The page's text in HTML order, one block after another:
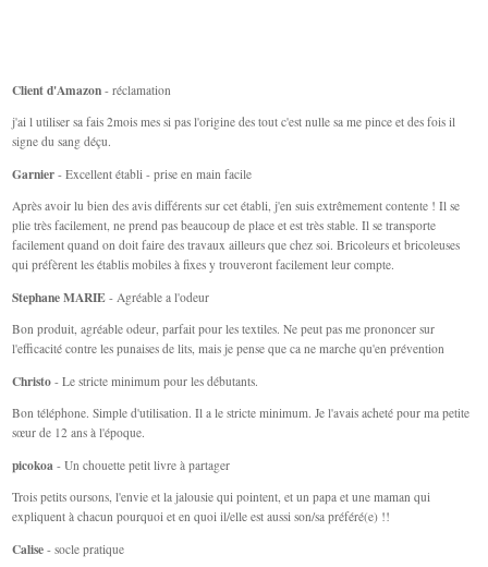
Client d'Amazon - réclamation
j'ai l utiliser sa fais 2mois mes si pas l'origine des tout c'est nulle sa me pince et des fois il
signe du sang déçu.
Garnier - Excellent établi - prise en main facile
Après avoir lu bien des avis différents sur cet établi, j'en suis extrêmement contente ! Il se
plie très facilement, ne prend pas beaucoup de place et est très stable. Il se transporte
facilement quand on doit faire des travaux ailleurs que chez soi. Bricoleurs et bricoleuses
qui préfèrent les établis mobiles à fixes y trouveront facilement leur compte.
Stephane MARIE - Agréable a l'odeur
Bon produit, agréable odeur, parfait pour les textiles. Ne peut pas me prononcer sur
l'efficacité contre les punaises de lits, mais je pense que ca ne marche qu'en prévention
Christo - Le stricte minimum pour les débutants.
Bon téléphone. Simple d'utilisation. Il a le stricte minimum. Je l'avais acheté pour ma petite
sœur de 12 ans à l'époque.
picokoa - Un chouette petit livre à partager
Trois petits oursons, l'envie et la jalousie qui pointent, et un papa et une maman qui
expliquent à chacun pourquoi et en quoi il/elle est aussi son/sa préféré(e) !!
Calise - socle pratique